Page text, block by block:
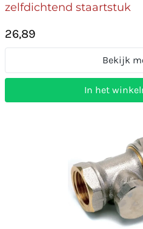
zelfdichtend staartstuk
26,89
Bekijk
In het